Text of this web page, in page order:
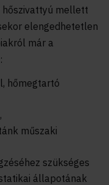
hőszivattyú mellett
elengedhetetlen
már a
hőmegtartó
műszaki
szükséges
állapotának